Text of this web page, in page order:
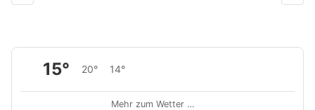
15° 20° 14°
Mehr zum Wetter …